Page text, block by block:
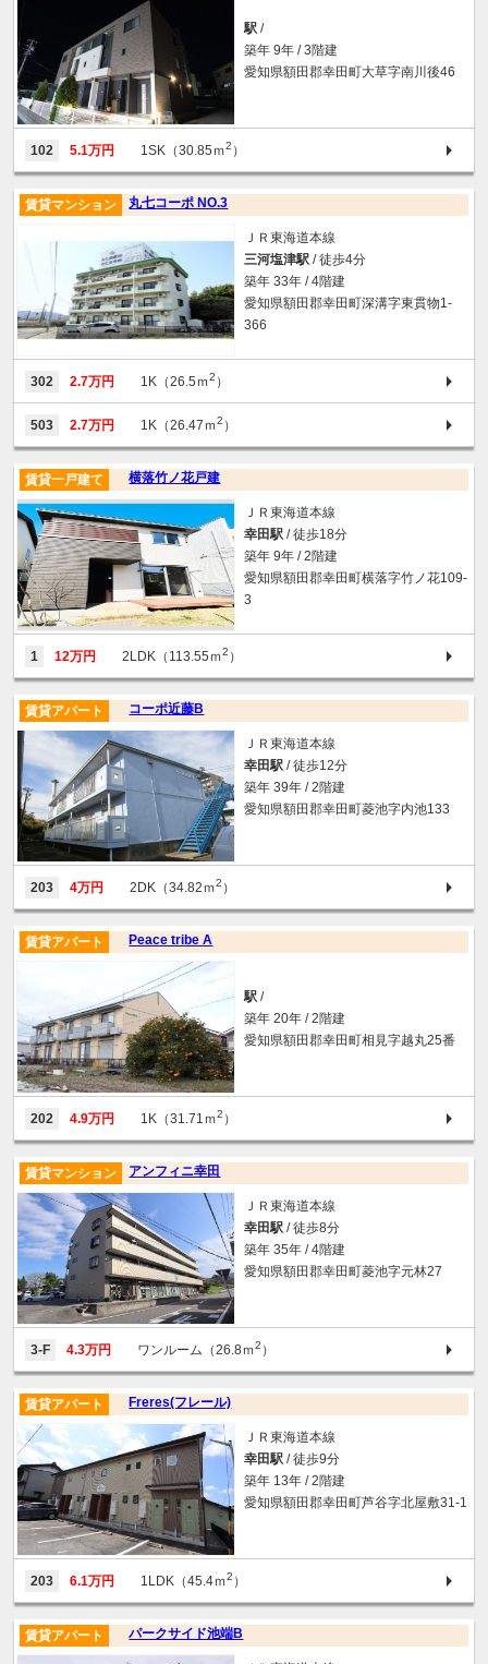
駅 /
築年 9年 / 3階建
愛知県額田郡幸田町大草字南川後46
102 5.1万円 1SK（30.85ｍ2 ）
丸七コーポ NO.3
賃貸マンション
ＪＲ東海道本線
三河塩津駅 / 徒歩4分
築年 33年 / 4階建
愛知県額田郡幸田町深溝字東貫物1-
366
302 2.7万円 1K（26.5ｍ2 ）
503 2.7万円 1K（26.47ｍ2 ）
横落竹ノ花戸建
賃貸一戸建て
ＪＲ東海道本線
幸田駅 / 徒歩18分
築年 9年 / 2階建
愛知県額田郡幸田町横落字竹ノ花109-
3
1 12万円 2LDK（113.55ｍ2 ）
コーポ近藤B
賃貸アパート
ＪＲ東海道本線
幸田駅 / 徒歩12分
築年 39年 / 2階建
愛知県額田郡幸田町菱池字内池133
203 4万円 2DK（34.82ｍ2 ）
Peace tribe A
賃貸アパート
駅 /
築年 20年 / 2階建
愛知県額田郡幸田町相見字越丸25番
202 4.9万円 1K（31.71ｍ2 ）
アンフィニ幸田
賃貸マンション
ＪＲ東海道本線
幸田駅 / 徒歩8分
築年 35年 / 4階建
愛知県額田郡幸田町菱池字元林27
3-F 4.3万円 ワンルーム（26.8ｍ2 ）
Freres(フレール)
賃貸アパート
ＪＲ東海道本線
幸田駅 / 徒歩9分
築年 13年 / 2階建
愛知県額田郡幸田町芦谷字北屋敷31-1
203 6.1万円 1LDK（45.4ｍ2 ）
パークサイド池端B
賃貸アパート